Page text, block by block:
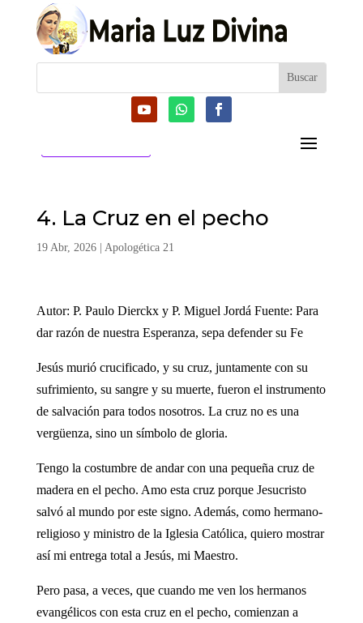
4. La Cruz en el pecho
19 Abr, 2026| Apologética 21
Autor: P. Paulo Dierckx y P. Miguel Jordá Fuente: Para
dar razón de nuestra Esperanza, sepa defender su Fe
Jesús murió crucificado, y su cruz, juntamente con su
sufrimiento, su sangre y su muerte, fueron el instrumento
de salvación para todos nosotros. La cruz no es una
vergüenza, sino un símbolo de gloria.
Tengo la costumbre de andar con una pequeña cruz de
madera en el pecho. Amo esta cruz porque Jesucristo
salvó al mundo por este signo. Además, como hermano-
religioso y ministro de la Iglesia Católica, quiero mostrar
así mi entrega total a Jesús, mi Maestro.
Pero pasa, a veces, que cuando me ven los hermanos
evangélicos con esta cruz en el pecho, comienzan a